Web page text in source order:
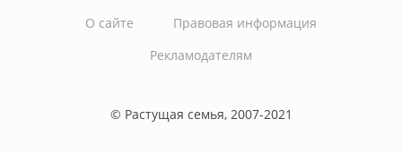
О сайте
Правовая информация
Рекламодателям
© Растущая семья, 2007-2021